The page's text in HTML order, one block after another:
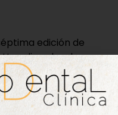
edición de
clic sobre la